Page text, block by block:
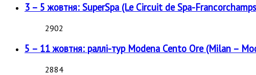
3 – 5 жовтня: SuperSpa (Le Circuit de Spa-
2902
5 – 11 жовтня: раллі-тур Modena Cento Ore (Milan –
2884